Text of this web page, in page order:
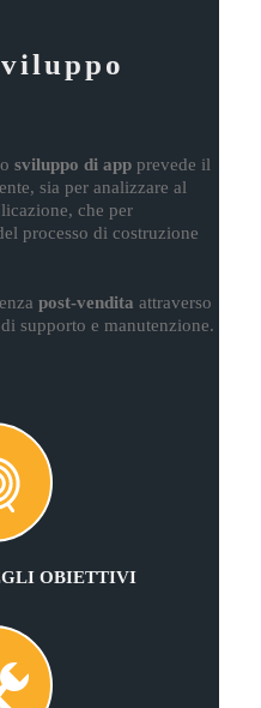
sviluppo di app prevede il
sia per analizzare al
che per
processo di costruzione
post-vendita attraverso
supporto e manutenzione.
OBIETTIVI